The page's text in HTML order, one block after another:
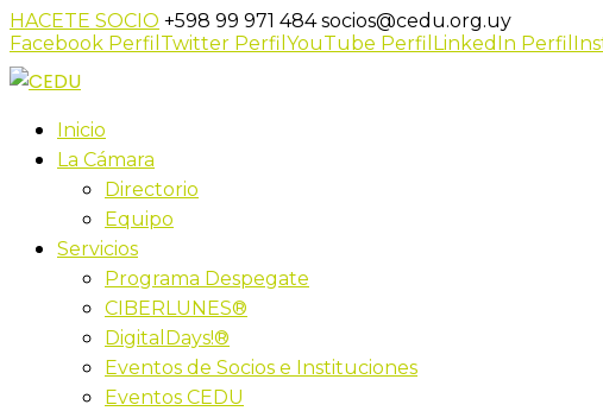
HACETE SOCIO +598 99 971 484socios@cedu.org.uy
Facebook Perfil Twitter Perfil YouTube Perfil LinkedIn Perfil
Inicio
La Cámara
Directorio
Equipo
Servicios
Programa Despegate
CIBERLUNES®
DigitalDays!®
Eventos de Socios e Instituciones
Eventos CEDU